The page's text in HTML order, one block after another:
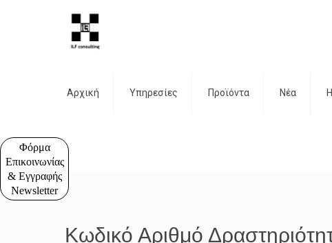
Φόρμα
Επικοινωνίας
& Εγγραφής
Newsletter
Αρχική Υπηρεσίες Προϊόντα Νέα
Κωδικό Αριθμό